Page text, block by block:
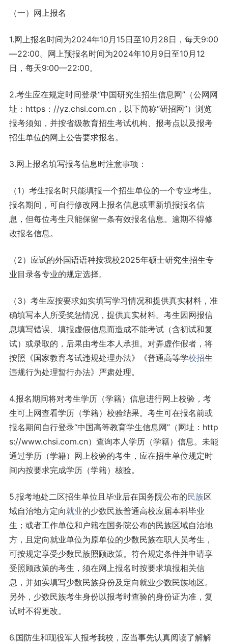
（一）网上报名
1.网上报名时间为2024年10月15日至10月28日，每天9:00
—22:00。网上预报名时间为2024年10月9日至10月12
日，每天9:00—22:00。
2.考生应在规定时间登录“中国研究生招生信息网”（公网网
址：https：//yz.chsi.com.cn，以下简称“研招网”）浏览
报考须知，并按省级教育招生考试机构、报考点以及报考
招生单位的网上公告要求报名。
3.网上报名填写报考信息时注意事项：
（1）考生报名时只能填报一个招生单位的一个专业考生。
报名期间，可自行修改网上报名信息或重新填报报名信
息，但每位考生只能保留一条有效报名信息。逾期不得修
改报名信息。
（2）应试的外国语语种按我校2025年硕士研究生招生专
业目录各专业的规定选择。
（3）考生应按要求如实填写学习情况和提供真实材料，准
确填写本人所受奖惩情况，提供真实材料。考生因网报信
息填写错误、填报虚假信息而造成不能考试（含初试和复
试）或录取的，后果由考生本人承担。对弄虚作假者，将
按照《国家教育考试违规处理办法》《普通高等学校招生
违规行为处理暂行办法》严肃处理。
4.报名期间将对考生学历（学籍）信息进行网上校验，考
生可上网查看学历（学籍）校验结果。考生可在报名前或
报名期间自行登录“中国高等教育学生信息网”（网址：http
s://www.chsi.com.cn）查询本人学历（学籍）信息。未能
通过学历（学籍）网上校验的考生，应在招生单位规定时
间内按要求完成学历（学籍）核验。
5.报考地处二区招生单位且毕业后在国务院公布的民族区
域自治地方定向就业的少数民族普通高校应届本科毕业
生；或者工作单位和户籍在国务院公布的民族区域自治地
方，且定向就业单位为原单位的少数民族在职人员考生，
可按规定享受少数民族照顾政策。符合规定条件并申请享
受照顾政策的考生，须在网上报名时按要求填报相关信
息，并如实填写少数民族身份及定向就业少数民族地区。
另外，少数民族考生身份以报考时查验的身份证为准，复
试时不得更改。
6.国防生和现役军人报考我校，应当事先认真阅读了解解